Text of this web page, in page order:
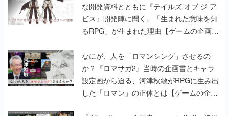
な開発資料とともに『テイルズ オブ ジ ア
ビス』開発陣に聞く、「生まれた意味を知
るRPG」が生まれた理由【ゲームの企画
書】
なにが、人を「ロマンシング」させるの
か？『ロマサガ2』当時の企画書とキャラ
設定画から迫る、河津秋敏がRPGに生み出
した「ロマン」の正体とは【ゲームの企画
書】